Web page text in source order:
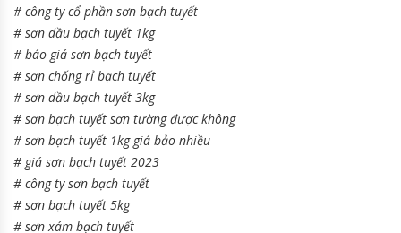
# công ty cổ phần sơn bạch tuyết
# sơn dầu bạch tuyết 1kg
# báo giá sơn bạch tuyết
# sơn chống rỉ bạch tuyết
# sơn dầu bạch tuyết 3kg
# sơn bạch tuyết sơn tường được không
# sơn bạch tuyết 1kg giá bảo nhiều
# giá sơn bạch tuyết 2023
# công ty sơn bạch tuyết
# sơn bạch tuyết 5kg
# sơn xám bạch tuyết